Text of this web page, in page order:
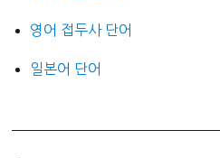
영어 접두사 단어
일본어 단어